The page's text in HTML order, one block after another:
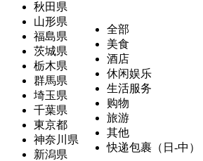
秋田県
山形県
福島県
茨城県
栃木県
群馬県
埼玉県
千葉県
東京都
神奈川県
新潟県
全部
美食
酒店
休闲娱乐
生活服务
购物
旅游
其他
快递包裹（日-中）